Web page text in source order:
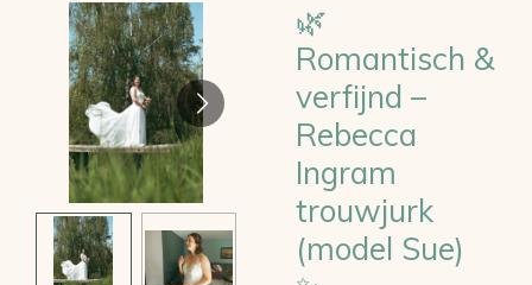
🌿
Romantisch &
verfijnd –
Rebecca
Ingram
trouwjurk
(model Sue)